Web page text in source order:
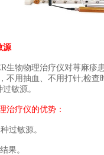
源
生物物理治疗仪对荨麻疹
不用抽血、不用打针;检查
敏源。
治疗仪的优势：
过敏源。
果。